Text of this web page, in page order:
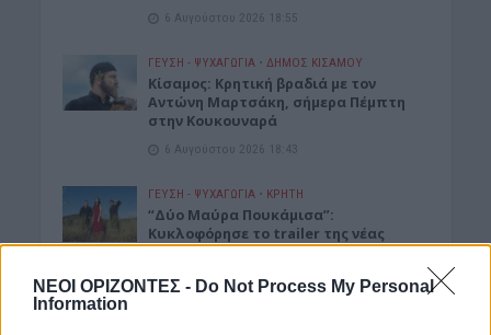
ΝΕΟΙ ΟΡΙΖΟΝΤΕΣ - Do Not Process My Personal
Information
6 Αυγούστου 2026 18:55
ΓΕΎΣΗ - ΨΥΧΑΓΩΓΊΑ • ΔΉΜΟΣ ΚΙΣΆΜΟΥ
Kίσαμος: Κρητική βραδιά με τον
Αντώνη Μαρτσάκη, σήμερα Πέμπτη
στην Κουκουναρά
6 Αυγούστου 2026 18:43
ΓΕΎΣΗ - ΨΥΧΑΓΩΓΊΑ • ΚΡΗΤΗ
“Δύο Μαύρα Πουκάμισα”:
Κυκλοφόρησε το trailer της νέας
δραματικής σειράς που γυρίστηκε